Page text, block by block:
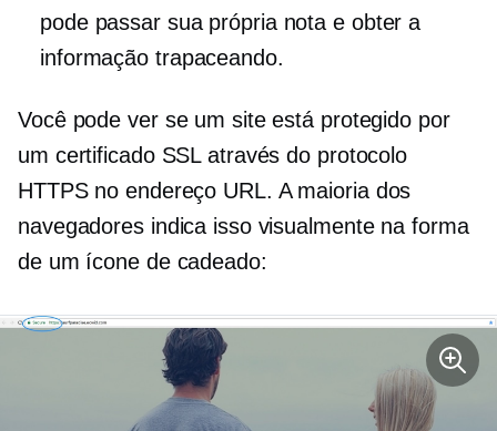
pode passar sua própria nota e obter a
informação trapaceando.
Você pode ver se um site está protegido por
um certificado SSL através do protocolo
HTTPS no endereço URL. A maioria dos
navegadores indica isso visualmente na forma
de um ícone de cadeado: